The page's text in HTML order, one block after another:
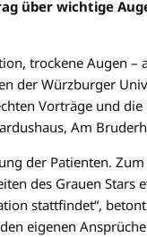
über wichtige
trockene Augen
der Würzburger
Vorträge und
Am
der Patienten.
des Grauen Stars
stattfindet“,
eigenen